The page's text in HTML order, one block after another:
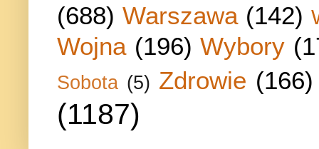
(688) Warszawa (142)
Wojna (196) Wybory
Sobota (5) Zdrowie (166)
(1187)